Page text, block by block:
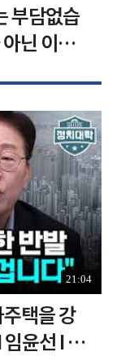
부담없습
닌 이유
21:04
택을 강
윤선 I 정